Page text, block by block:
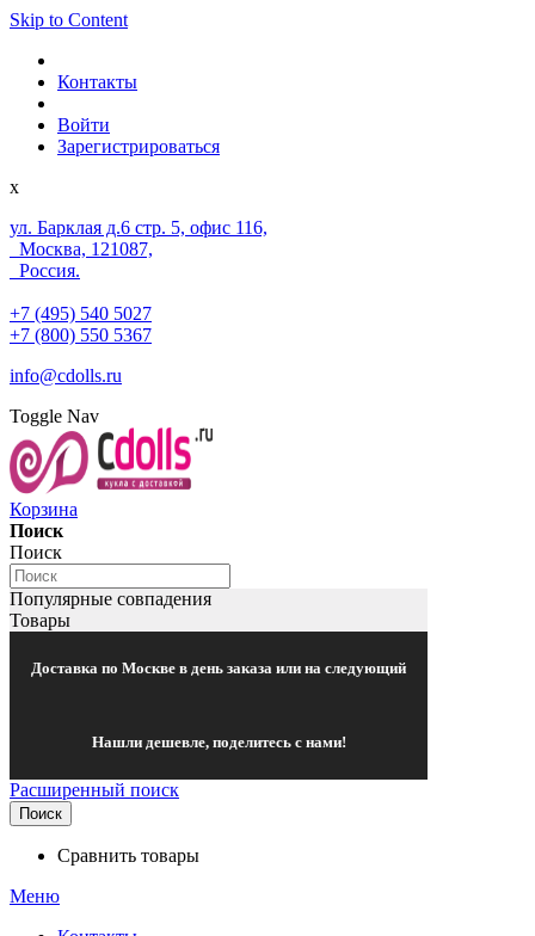
Skip to Content
Контакты
Войти
Зарегистрироваться
x
ул. Барклая д.6 стр. 5, офис 116,
Москва, 121087,
Россия.
+7 (495) 540 5027
+7 (800) 550 5367
info@cdolls.ru
Toggle Nav
Корзина
Поиск
Поиск
Популярные совпадения
Товары
Доставка по Москве в день заказа или на следующий
Нашли дешевле, поделитесь с нами!
Расширенный поиск
Поиск
Сравнить товары
Меню